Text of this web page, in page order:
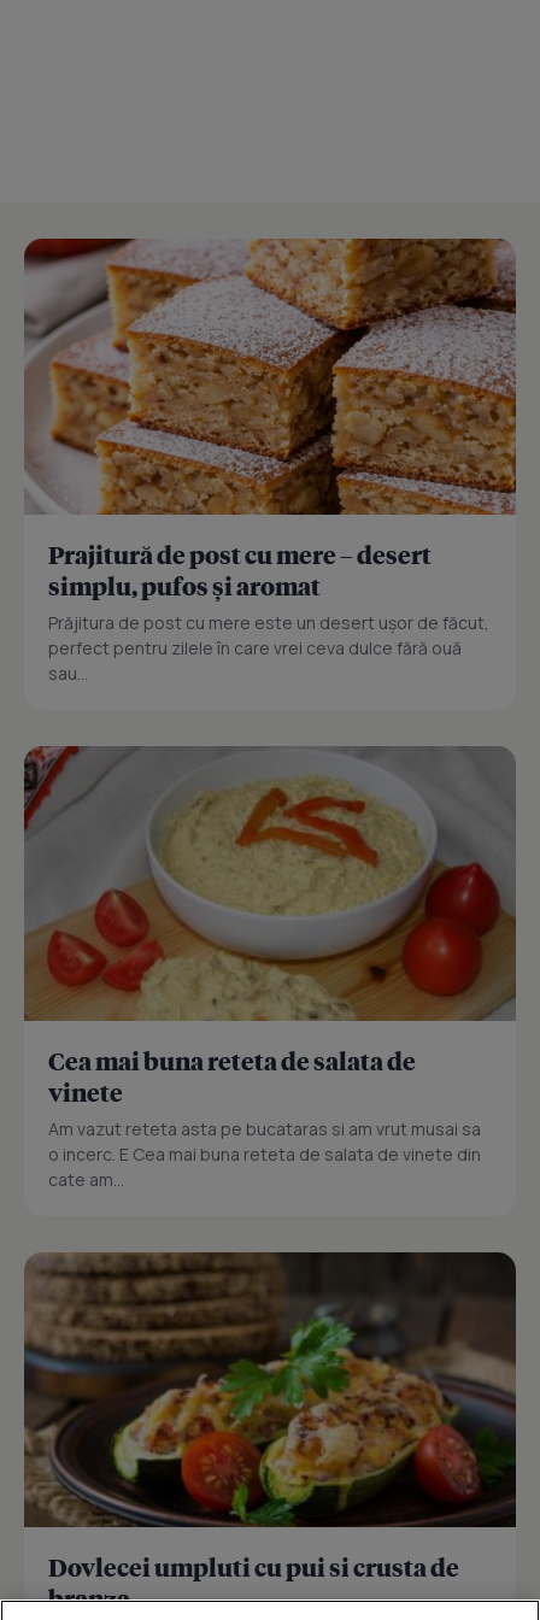
Prajitură de post cu mere – desert
simplu, pufos și aromat
Prăjitura de post cu mere este un desert ușor de făcut,
perfect pentru zilele în care vrei ceva dulce fără ouă
sau...
Cea mai buna reteta de salata de
vinete
Am vazut reteta asta pe bucataras si am vrut musai sa
o incerc. E Cea mai buna reteta de salata de vinete din
cate am...
Dovlecei umpluti cu pui si crusta de
branza